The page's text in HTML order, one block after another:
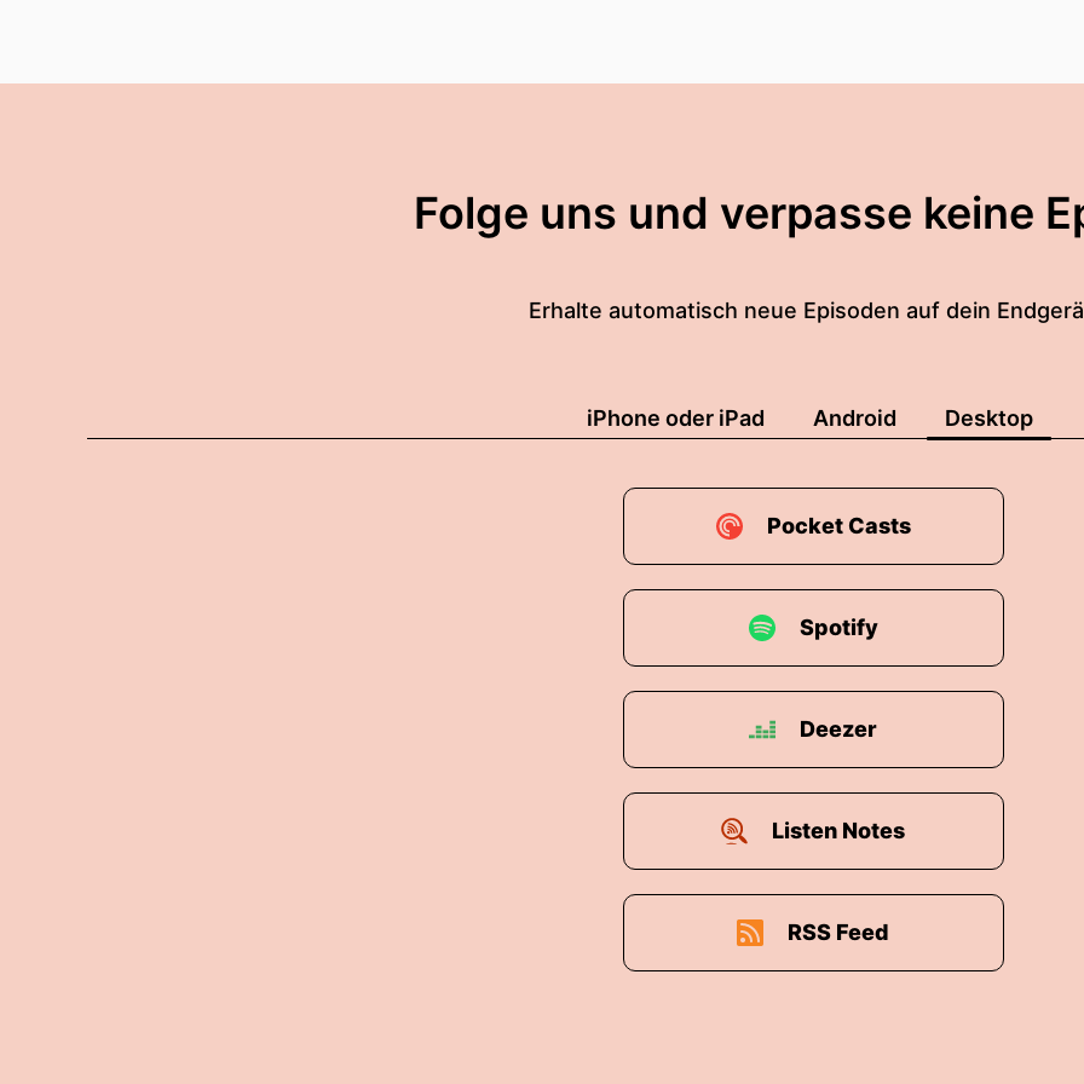
Folge uns und verpasse keine
Erhalte automatisch neue Episoden auf dein
iPhone oder iPad Android Desktop
Pocket Casts
Spotify
Deezer
Listen Notes
RSS Feed